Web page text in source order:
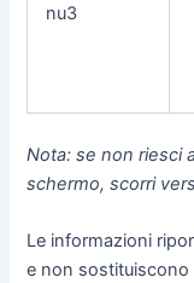
nu3
Nota: se non riesci
schermo, scorri
Le informazioni
e non sostituiscono